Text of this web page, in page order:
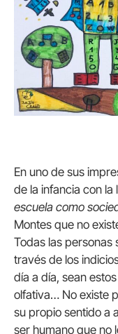
En uno de sus
de la infancia con la
escuela como
Montes que no
Todas las personas
través de los
día a día, sean
olfativa… No existe
su propio sentido a
ser humano que no